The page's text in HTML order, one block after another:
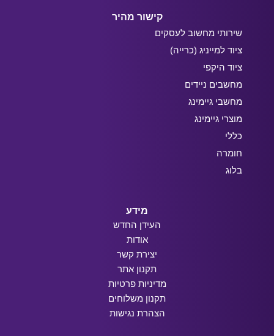
קישור מהיר
שירותי מחשוב לעסקים
ציוד למייניג (כרייה)
ציוד היקפי
מחשבים ניידים
מחשבי גיימינג
מוצרי גיימינג
כללי
חומרה
בלוג
מידע
העידן החדש
אודות
יצירת קשר
תקנון אתר
מדיניות פרטיות
תקנון משלוחים
הצהרת נגישות